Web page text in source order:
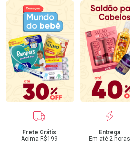
Benefícios
Frete Grátis
Acima R$199
Entrega
Em até 2 horas